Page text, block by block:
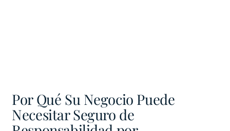
Por Qué Su Negocio Puede
Necesitar Seguro de